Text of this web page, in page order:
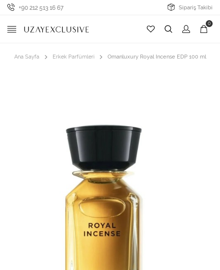
+90 212 513 16 67 Sipariş Takibi
0
Ana Sayfa Erkek Parfümleri Omanluxury Royal Incense EDP 100 ml